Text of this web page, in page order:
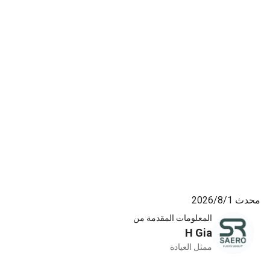
المعلومات المقدمة من
H Gia
ممثل العيادة
2026